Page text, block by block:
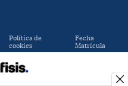
Política de
cookies
Fecha
Matrícula